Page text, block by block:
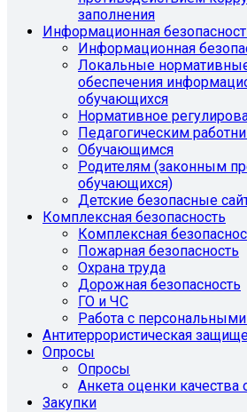
заполнения
Информационная
Информационная
Локальные
обеспечения
обучающихся
Нормативное
Педагогическим
Обучающимся
Родителям (законным
обучающихся)
Детские безопасные
Комплексная безопасность
Комплексная
Пожарная безопасность
Охрана труда
Дорожная безопасность
ГО и ЧС
Работа с
Антитеррористическая
Опросы
Опросы
Анкета оценки качества
Закупки